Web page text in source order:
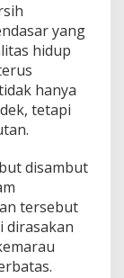
yang
hidup
hanya
tetapi
disambut
tersebut
dirasakan